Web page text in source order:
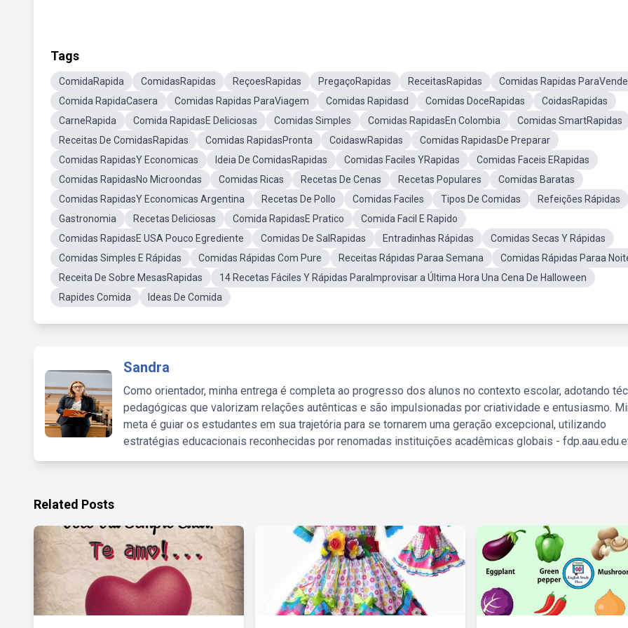
Tags
ComidaRapida ComidasRapidas ReçoesRapidas PregaçoRapidas ReceitasRapidas
Comidas Rapidas
Comida RapidaCasera
Comidas Rapidas ParaViagem Comidas Rapidasd Comidas DoceRapidas
CoidasRapidas
CarneRapida
Comida RapidasE Deliciosas Comidas Simples Comidas RapidasEn Colombia
Comidas SmartRapidas
Receitas De ComidasRapidas
Comidas RapidasPronta CoidaswRapidas
Comidas RapidasDe Preparar
Comidas RapidasY Economicas
Ideia De ComidasRapidas Comidas Faciles YRapidas
Comidas Faceis ERapidas
Comidas RapidasNo Microondas
Comidas Ricas Recetas De Cenas Recetas Populares
Comidas Baratas
Comidas RapidasY Economicas Argentina
Recetas De Pollo Comidas Faciles Tipos De Comidas
Refeições Rápidas
Gastronomia
Recetas Deliciosas Comida RapidasE Pratico
Comida Facil E Rapido
Comidas RapidasE USA Pouco Egrediente
Comidas De SalRapidas Entradinhas Rápidas
Comidas Secas Y Rápidas
Comidas Simples E Rápidas
Comidas Rápidas Com Pure Receitas Rápidas Paraa Semana
Comidas Rápidas Paraa
Receita De Sobre MesasRapidas
14 Recetas Fáciles Y Rápidas ParaImprovisar a Última Hora Una Cena De Halloween
Rapides Comida
Ideas De Comida
Sandra
Como orientador, minha entrega é completa ao progresso dos alunos no contexto escolar, adotando
pedagógicas que valorizam relações autênticas e são impulsionadas por criatividade e entusiasmo.
meta é guiar os estudantes em sua trajetória para se tornarem uma geração excepcional, utilizando
estratégias educacionais reconhecidas por renomadas instituições acadêmicas globais -
Related Posts